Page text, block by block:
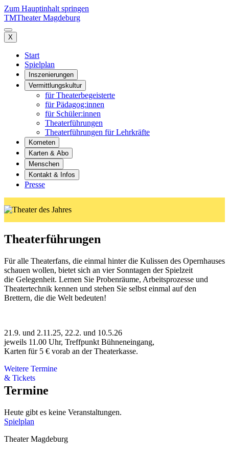
Zum Hauptinhalt springen
TMTheater Magdeburg
X
Start
Spielplan
Inszenierungen
Vermittlungskultur
für Theaterbegeisterte
für Pädagog:innen
für Schüler:innen
Theaterführungen
Theaterführungen für Lehrkräfte
Kometen
Karten & Abo
Menschen
Kontakt & Infos
Presse
Theaterführungen
Für alle Theaterfans, die einmal hinter die Kulissen des Opernhauses
schauen wollen, bietet sich an vier Sonntagen der Spielzeit
die Gelegenheit. Lernen Sie Probenräume, Arbeitsprozesse und
Theatertechnik kennen und stehen Sie selbst einmal auf den
Brettern, die die Welt bedeuten!
21.9. und 2.11.25, 22.2. und 10.5.26
jeweils 11.00 Uhr, Treffpunkt Bühneneingang,
Karten für 5 € vorab an der Theaterkasse.
Weitere Termine
& Tickets
Termine
Heute gibt es keine Veranstaltungen.
Spielplan
Theater Magdeburg